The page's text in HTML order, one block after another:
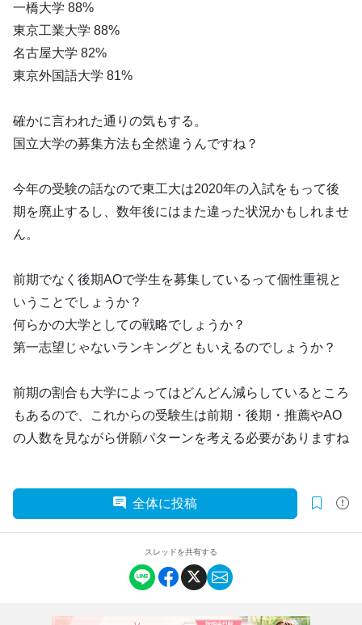
一橋大学 88%
東京工業大学 88%
名古屋大学 82%
東京外国語大学 81%
確かに言われた通りの気もする。
国立大学の募集方法も全然違うんですね？
今年の受験の話なので東工大は2020年の入試をもって後
期を廃止するし、数年後にはまた違った状況かもしれませ
ん。
前期でなく後期AOで学生を募集しているって個性重視と
いうことでしょうか？
何らかの大学としての戦略でしょうか？
第一志望じゃないランキングともいえるのでしょうか？
前期の割合も大学によってはどんどん減らしているところ
もあるので、これからの受験生は前期・後期・推薦やAO
の人数を見ながら併願パターンを考える必要がありますね
全体に投稿
スレッドを共有する